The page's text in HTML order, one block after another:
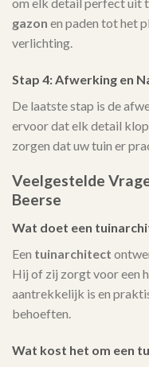
gazon en paden tot het
verlichting.
Stap 4: Afwerking en
De laatste stap is de
ervoor dat elk detail
zorgen dat uw tuin er
Veelgestelde
Beerse
Wat doet een
Een tuinarchitect
Hij of zij zorgt voor een
aantrekkelijk is en
behoeften.
Wat kost het om een